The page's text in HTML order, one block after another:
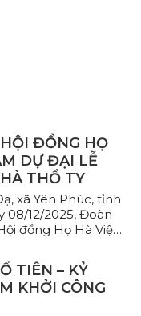
ĐỒNG HỌ
DỰ ĐẠI LỄ
THỔ TY
xã Yên Phúc, tỉnh
đồng Họ Hà Việt
TIÊN – KỶ
KHỞI CÔNG